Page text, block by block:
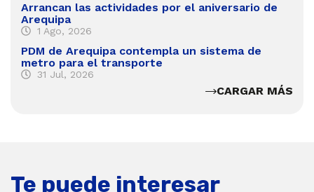
Arrancan las actividades por el aniversario de
Arequipa
1 Ago, 2026
PDM de Arequipa contempla un sistema de
metro para el transporte
31 Jul, 2026
CARGAR MÁS
Te puede interesar